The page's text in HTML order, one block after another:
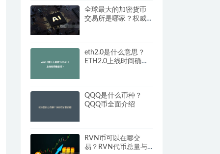
全球最大的加密货币
交易所是哪家？权威
eth2.0是什么意思？
ETH2.0上线时间确定
QQQ是什么币种？
QQQ币全面介绍
RVN币可以在哪交
易？RVN代币总量与